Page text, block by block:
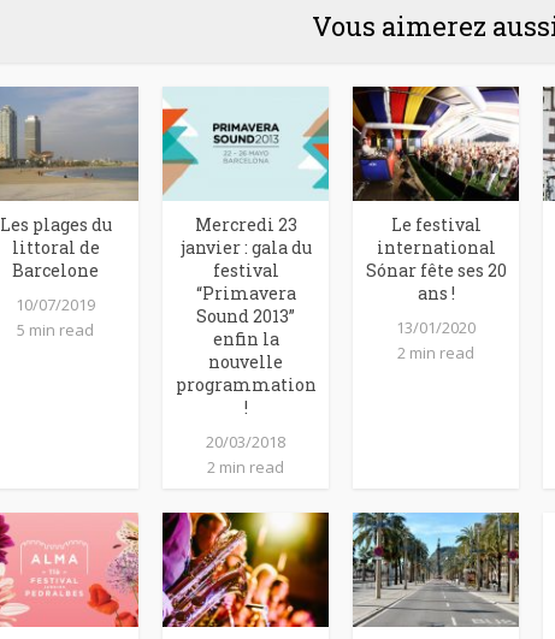
Vous aimerez
Les plages du
littoral de
Barcelone
10/07/2019
5 min read
Mercredi 23
janvier : gala du
festival
“Primavera
Sound 2013”
enfin la
nouvelle
programmation
!
20/03/2018
2 min read
Le festival
international
Sónar fête ses 20
ans !
13/01/2020
2 min read